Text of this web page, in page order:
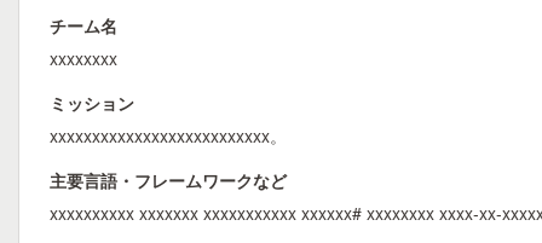
チーム名
xxxxxxxx
ミッション
xxxxxxxxxxxxxxxxxxxxxxxxxx。
主要言語・フレームワークなど
xxxxxxxxxx xxxxxxx xxxxxxxxxxx xxxxxx# xxxxxxxx xxxx-xx-